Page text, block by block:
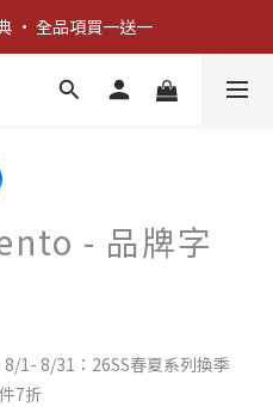
享首單九折！
· 全品項買一送一
享首單九折！
- 品牌字
8/1- 8/31：26SS春夏系列換季
7折